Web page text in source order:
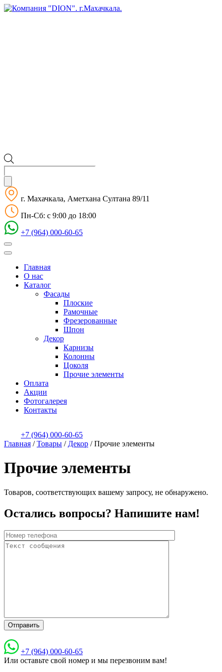
Поиск
товаров
г. Махачкала, Аметхана Султана 89/11
Пн-Сб: с 9:00 до 18:00
+7 (964) 000-60-65
Главная
О нас
Каталог
Фасады
Плоские
Рамочные
Фрезерованные
Шпон
Декор
Карнизы
Колонны
Цоколя
Прочие элементы
Оплата
Акции
Фотогалерея
Контакты
+7 (964) 000-60-65
Главная / Товары / Декор / Прочие элементы
Прочие элементы
Товаров, соответствующих вашему запросу, не обнаружено.
Остались вопросы? Напишите нам!
+7 (964) 000-60-65
Или оставьте свой номер и мы перезвоним вам!